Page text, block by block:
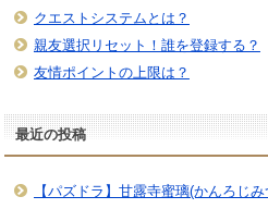
クエストシステムとは？
親友選択リセット！誰を登録する？
友情ポイントの上限は？
最近の投稿
【パズドラ】甘露寺蜜璃(かんろじ